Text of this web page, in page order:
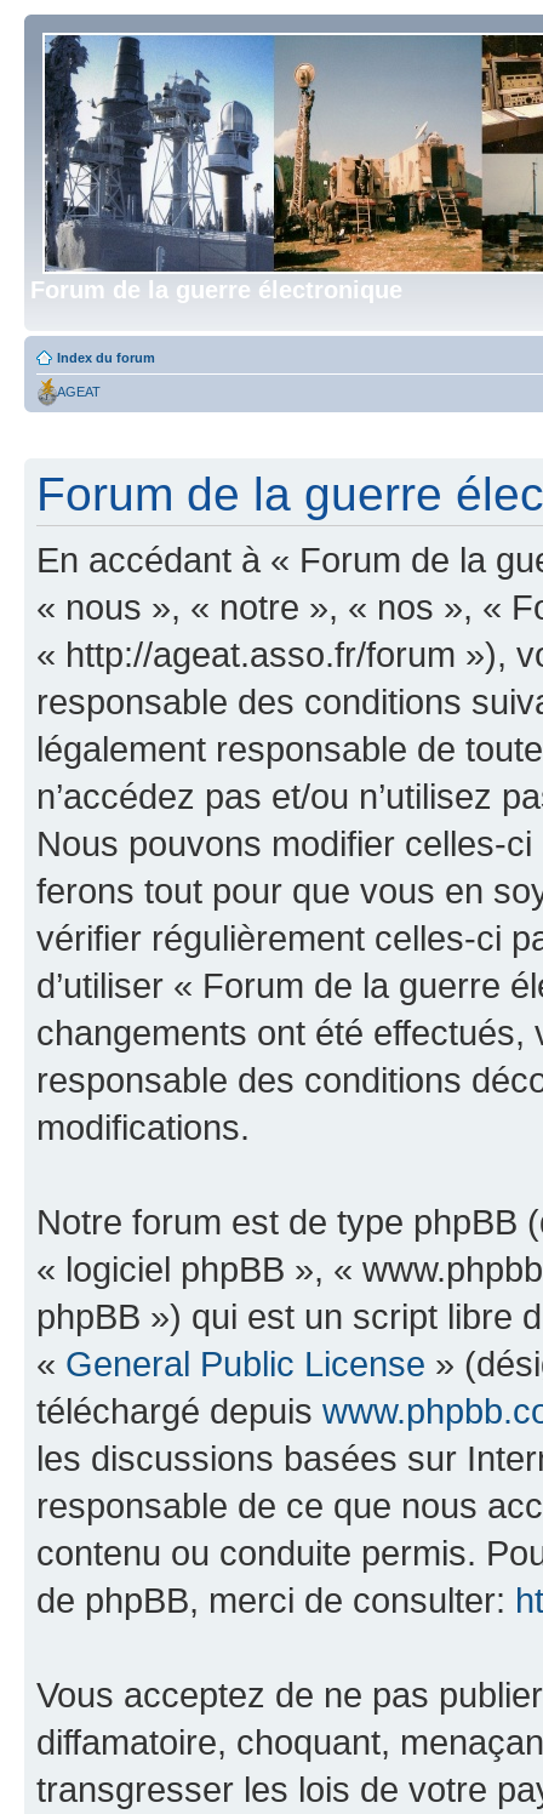
Forum de la guerre électronique
Index du forum
AGEAT
Forum de la guerre
En accédant à « Forum de la
« nous », « notre », « nos », «
« http://ageat.asso.fr/forum »),
responsable des conditions
légalement responsable de
n’accédez pas et/ou n’utilisez
Nous pouvons modifier celles-
ferons tout pour que vous en
vérifier régulièrement celles-ci
d’utiliser « Forum de la guerre
changements ont été effectués,
responsable des conditions
modifications.
Notre forum est de type phpBB
« logiciel phpBB », «
phpBB ») qui est un script libre
« General Public License »
téléchargé depuis
les discussions basées sur
responsable de ce que nous
contenu ou conduite permis.
de phpBB, merci de consulter:
Vous acceptez de ne pas
diffamatoire, choquant,
transgresser les lois de votre